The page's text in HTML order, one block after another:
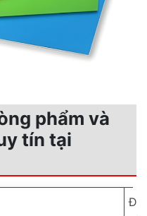
phẩm và
tín tại